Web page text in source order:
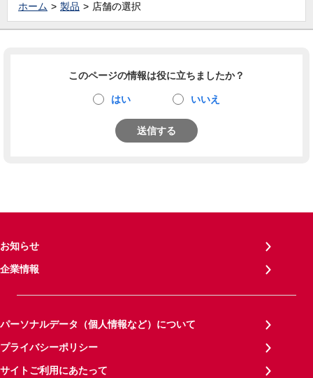
ホーム 製品 店舗の選択
このページの情報は役に立ちましたか？
はい いいえ
送信する
お知らせ
企業情報
パーソナルデータ（個人情報など）について
プライバシーポリシー
サイトご利用にあたって